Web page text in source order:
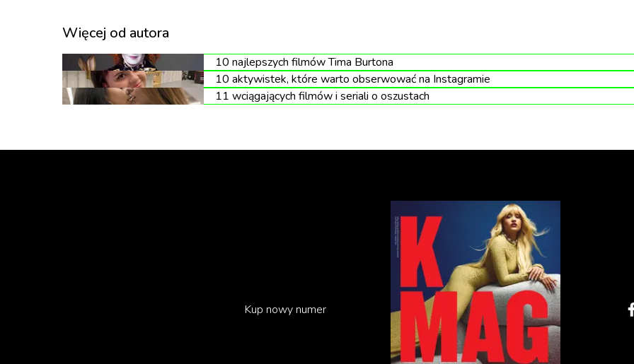
Nie wszystkim udaje się dotrwać do końca filmu. W Wielkiej Brytanii 9 osób wyszło w trakcie
pierwszych 10 minut, czyli w trakcie brutalnej sekwencji otwierającej. Kolejne dwie ulotniły się nieco
później – podczas scen pod prysznicem i galerii handlowej. Inny uczestnik wydarzenia zwymiotował.
Więcej od autora
10 najlepszych filmów Tima Burtona
10 aktywistek, które warto obserwować na Instagramie
11 wciągających filmów i seriali o oszustach
Kup nowy numer